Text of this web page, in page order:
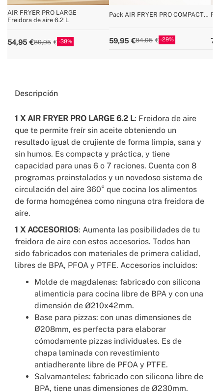
AIR FRYER PRO LARGE
Freidora de aire 6.2 L
54,95 89,95 38
Pack AIR FRYER PRO COMPACT
59,95 84,95 29
Descripción
1 XAIR FRYER PRO LARGE 6.2 L: Freidora de aire
que te permite freír sin aceite obteniendo un
resultado igual de crujiente de forma limpia, sana y
sin humos. Es compacta y práctica, y tiene
capacidad para unas 6 o 7 raciones. Cuenta con 8
programas preinstalados y un novedoso sistema de
circulación del aire 360° que cocina los alimentos
de forma homogénea como ninguna otra freidora de
aire.
1 X ACCESORIOS: Aumenta las posibilidades de tu
freidora de aire con estos accesorios. Todos han
sido fabricados con materiales de primera calidad,
libres de BPA, PFOA y PTFE. Accesorios incluidos:
Molde de magdalenas: fabricado con silicona
alimenticia para cocina libre de BPA y con una
dimensión de Ø210x42mm.
Base para pizzas: con unas dimensiones de
Ø208mm, es perfecta para elaborar
cómodamente pizzas individuales. Es de
chapa laminada con revestimiento
antiadherente libre de PFOA y PTFE.
Salvamanteles: fabricado con silicona libre de
BPA, tiene unas dimensiones de Ø230mm.